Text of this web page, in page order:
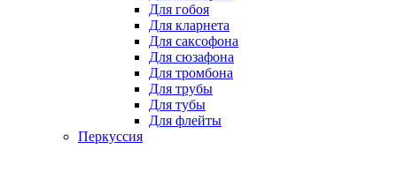
Для гобоя
Для кларнета
Для саксофона
Для сюзафона
Для тромбона
Для трубы
Для тубы
Для флейты
Перкуссия